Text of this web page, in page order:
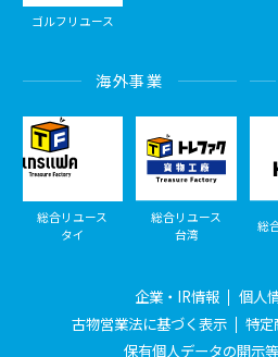
ゴルフリユース
海外事業
総合リユース
タイ
総合リユース
台湾
総
企業・IR情報
個人
古物営業法に基づく表示
特
保有個人データの開示